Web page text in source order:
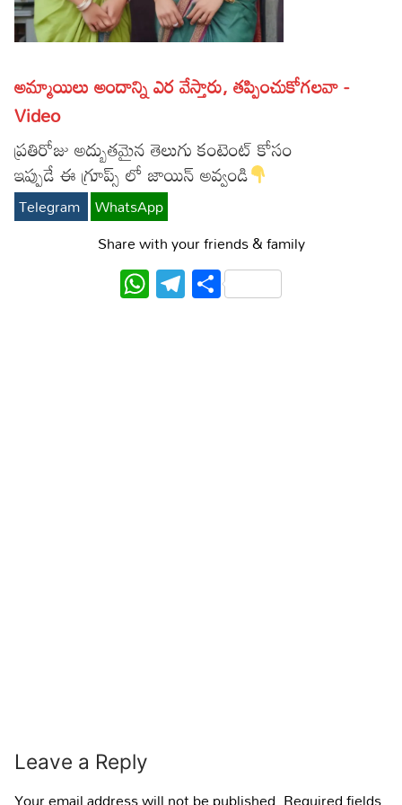
Lyrics in Hindi – Movie Songs
Lyrics in Tamil – Devotional Songs
Kannada
అమ్మాయిలు అందాన్ని ఎర వేస్తారు, తప్పించుకోగలవా -
Video
ప్రతిరోజు అద్బుతమైన తెలుగు కంటెంట్ కోసం
ఇప్పుడే ఈ గ్రూప్స్ లో జాయిన్ అవ్వండి
Telegram WhatsApp
Share with your friends & family
WhatsApp
Telegram
Share
Leave a Reply